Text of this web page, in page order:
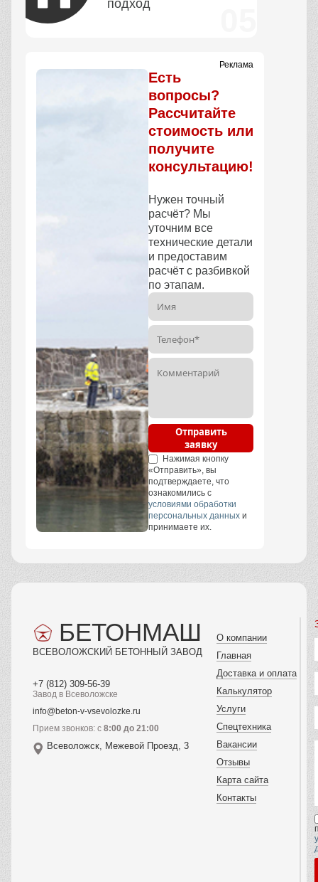
подход
Реклама
Есть
вопросы?
Рассчитайте
стоимость или
получите
консультацию!
Нужен точный
расчёт? Мы
уточним все
технические детали
и предоставим
расчёт с разбивкой
по этапам.
Отправить
заявку
Нажимая кнопку
«Отправить», вы
подтверждаете, что
ознакомились с
условиями обработки
персональных данных и
принимаете их.
БЕТОНМАШ
ВСЕВОЛОЖСКИЙ БЕТОННЫЙ ЗАВОД
+7 (812) 309-56-39
Завод в Всеволожске
info@beton-v-vsevolozke.ru
Прием звонков: с 8:00 до 21:00
Всеволожск, Межевой Проезд, 3
О компании
Главная
Доставка и оплата
Калькулятор
Услуги
Спецтехника
Вакансии
Отзывы
Карта сайта
Контакты